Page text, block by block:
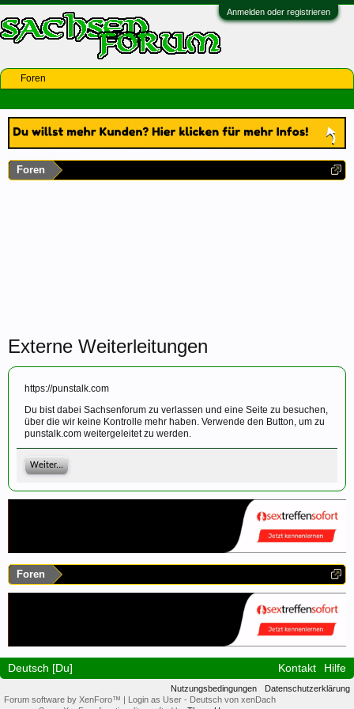
Anmelden oder registrieren
Foren
Externe Weiterleitungen
https://punstalk.com
Du bist dabei Sachsenforum zu verlassen und eine Seite zu besuchen,
über die wir keine Kontrolle mehr haben. Verwende den Button, um zu
punstalk.com weitergeleitet zu werden.
Weiter...
Foren
Foren
Deutsch [Du] Kontakt Hilfe
Nutzungsbedingungen
Datenschutzerklärung
Forum software by XenForo™ | Login as User - Deutsch von xenDach